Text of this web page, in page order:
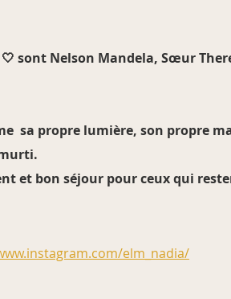
sont Nelson Mandela, Sœur
sa propre lumière, son propre
et bon séjour pour ceux qui
elm_nadia/